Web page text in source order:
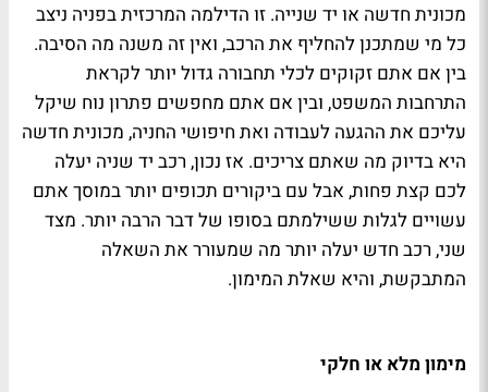
מכונית חדשה או יד שנייה. זו הדילמה המרכזית בפניה ניצב
כל מי שמתכנן להחליף את הרכב, ואין זה משנה מה הסיבה.
בין אם אתם זקוקים לכלי תחבורה גדול יותר לקראת
התרחבות המשפט, ובין אם אתם מחפשים פתרון נוח שיקל
עליכם את ההגעה לעבודה ואת חיפושי החניה, מכונית חדשה
היא בדיוק מה שאתם צריכים. אז נכון, רכב יד שניה יעלה
לכם קצת פחות, אבל עם ביקורים תכופים יותר במוסך אתם
עשויים לגלות ששילמתם בסופו של דבר הרבה יותר. מצד
שני, רכב חדש יעלה יותר מה שמעורר את השאלה
המתבקשת, והיא שאלת המימון.
מימון מלא או חלקי